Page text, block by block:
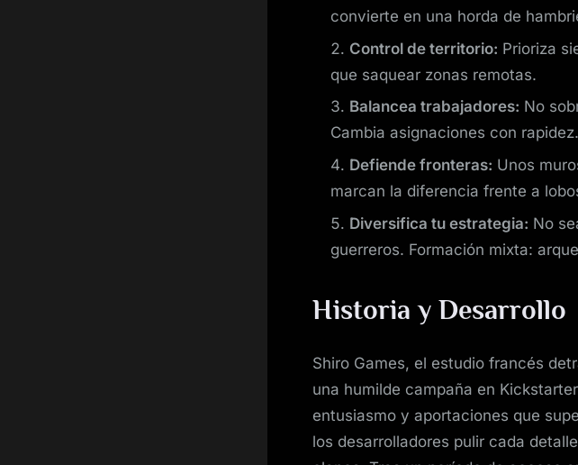
convierte en una horda de
Control de territorio: Prioriza
que saquear zonas remotas.
Balancea trabajadores: No
Cambia asignaciones con rapidez.
Defiende fronteras: Unos
marcan la diferencia frente a
Diversifica tu estrategia: No
guerreros. Formación mixta:
Historia y Desarrollo
Shiro Games, el estudio francés
una humilde campaña en
entusiasmo y aportaciones que
los desarrolladores pulir cada